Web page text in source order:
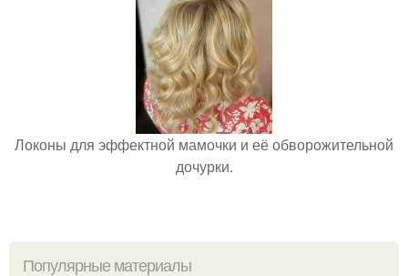
Локоны для эффектной мамочки и её обворожительной
дочурки.
Популярные материалы